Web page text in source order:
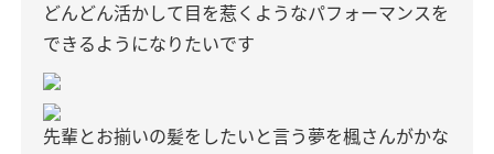
どんどん活かして目を惹くようなパフォーマンスを
できるようになりたいです
先輩とお揃いの髪をしたいと言う夢を楓さんがかな